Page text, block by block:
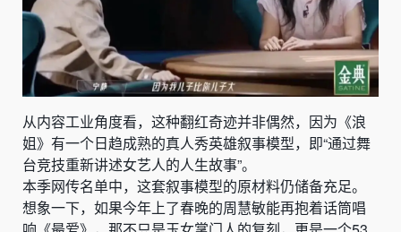
从内容工业角度看，这种翻红奇迹并非偶然，因为《浪
姐》有一个日趋成熟的真人秀英雄叙事模型，即“通过舞
台竞技重新讲述女艺人的人生故事”。
本季网传名单中，这套叙事模型的原材料仍储备充足。
想象一下，如果今年上了春晚的周慧敏能再抱着话筒唱